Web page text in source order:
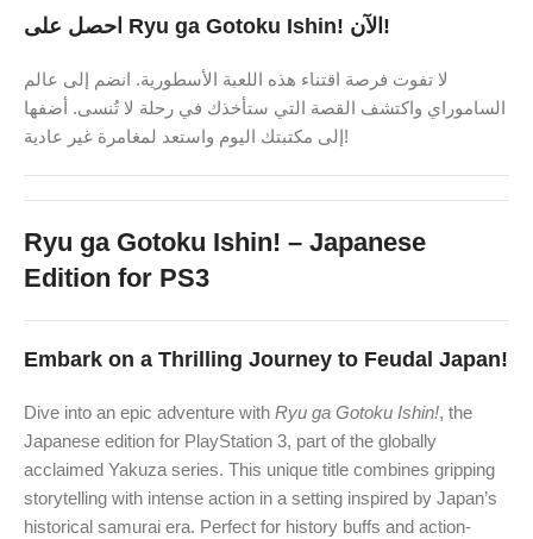
احصل على Ryu ga Gotoku Ishin! الآن!
لا تفوت فرصة اقتناء هذه اللعبة الأسطورية. انضم إلى عالم
الساموراي واكتشف القصة التي ستأخذك في رحلة لا تُنسى. أضفها
إلى مكتبتك اليوم واستعد لمغامرة غير عادية!
Ryu ga Gotoku Ishin! – Japanese
Edition for PS3
Embark on a Thrilling Journey to Feudal Japan!
Dive into an epic adventure with Ryu ga Gotoku Ishin!, the
Japanese edition for PlayStation 3, part of the globally
acclaimed Yakuza series. This unique title combines gripping
storytelling with intense action in a setting inspired by Japan’s
historical samurai era. Perfect for history buffs and action-